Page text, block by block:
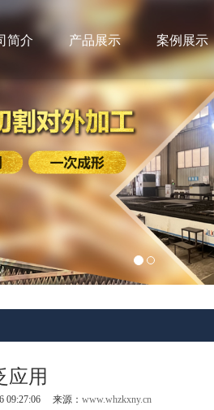
简介 产品展示 案例展示
应用
09:27:06 来源： www.whzkxny.cn